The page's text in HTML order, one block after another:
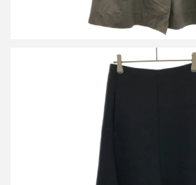
セリーヌ フィービーファイロ ウールロン